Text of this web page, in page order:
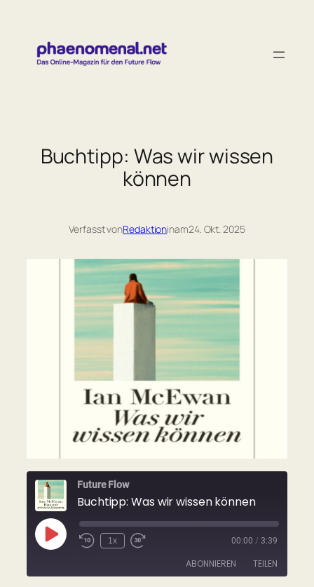
springen
Buchtipp: Was wir wissen
können
Verfasst vonRedaktioninam24. Okt. 2025
Future Flow
Buchtipp: Was wir wissen können
Play
Episode Rewind
1x
Fast
seconds
00:00 / 3:39
ABONNIEREN TEILEN